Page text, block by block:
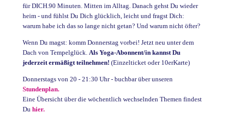
für DICH.90 Minuten. Mitten im Alltag. Danach gehst Du wieder
heim - und fühlst Du Dich glücklich, leicht und fragst Dich:
warum habe ich das so lange nicht getan? Und warum nicht öfter?
Wenn Du magst: komm Donnerstag vorbei! Jetzt neu unter dem
Dach von Tempelglück. Als Yoga-Abonnent/in kannst Du
jederzeit ermäßigt teilnehmen! (Einzelticket oder 10erKarte)
Donnerstags von 20 - 21:30 Uhr - buchbar über unseren
Stundenplan.
Eine Übersicht über die wöchentlich wechselnden Themen findest
Du hier.